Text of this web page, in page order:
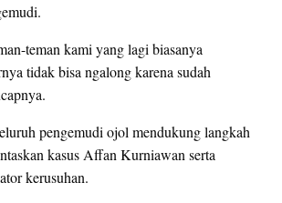
teman kami yang lagi biasanya
tidak bisa ngalong karena sudah
pengemudi ojol mendukung langkah
kasus Affan Kurniawan serta
kerusuhan.